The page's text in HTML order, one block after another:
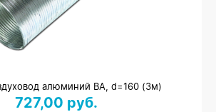
алюминий ВА, d=160 (3м)
727,00 руб.